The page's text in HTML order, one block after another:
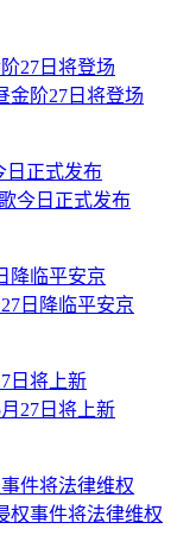
金阶27日将登场
今日正式发布
日降临平安京
27日将上新
权事件将法律维权